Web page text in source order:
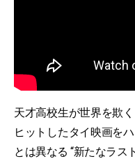
天才高校生が世界を欺
ヒットしたタイ映画を
とは異なる “新たなラス